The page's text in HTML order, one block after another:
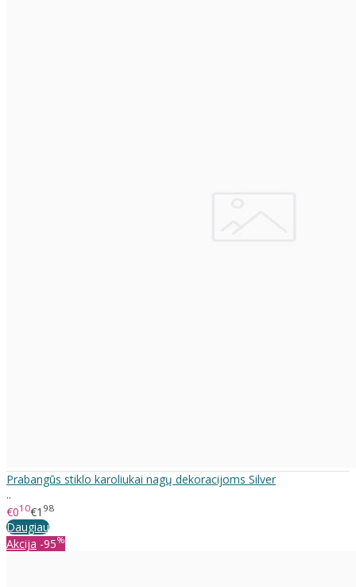
Prabangūs stiklo karoliukai nagų dekoracijoms Silver
..
€010€1 98
Daugiau
Akcija -95%